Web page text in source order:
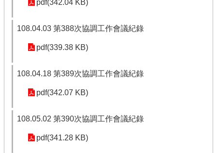
pdf(342.04 KB)
108.04.03 第388次協調工作會議紀錄
pdf(339.38 KB)
108.04.18 第389次協調工作會議紀錄
pdf(342.07 KB)
108.05.02 第390次協調工作會議紀錄
pdf(341.28 KB)